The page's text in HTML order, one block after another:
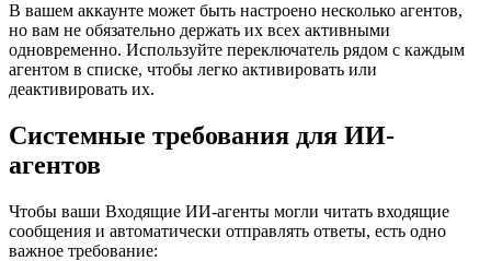
В вашем аккаунте может быть настроено несколько агентов,
но вам не обязательно держать их всех активными
одновременно. Используйте переключатель рядом с каждым
агентом в списке, чтобы легко активировать или
деактивировать их.
Системные требования для ИИ-
агентов
Чтобы ваши Входящие ИИ-агенты могли читать входящие
сообщения и автоматически отправлять ответы, есть одно
важное требование: